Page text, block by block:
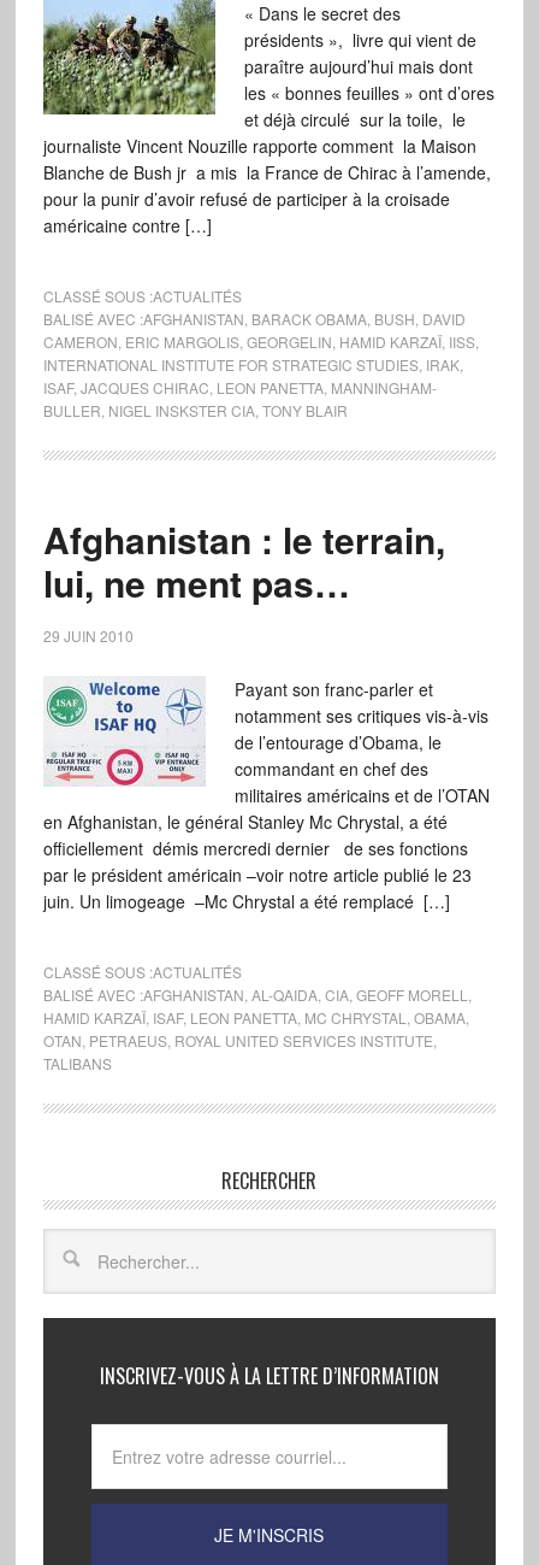
« Dans le secret des
présidents », livre qui vient de
paraître aujourd’hui mais dont
les « bonnes feuilles » ont d’ores
et déjà circulé sur la toile, le
journaliste Vincent Nouzille rapporte comment la Maison
Blanche de Bush jr a mis la France de Chirac à l’amende,
pour la punir d’avoir refusé de participer à la croisade
américaine contre […]
CLASSÉ SOUS :ACTUALITÉS
BALISÉ AVEC :AFGHANISTAN BARACK OBAMA, BUSH DAVID
CAMERON ERIC MARGOLIS, GEORGELIN HAMID KARZAÏ, IISS,
INTERNATIONAL INSTITUTE FOR STRATEGIC STUDIES, IRAK,
ISAF, JACQUES CHIRAC LEON PANETTA, MANNINGHAM-
BULLER NIGEL INSKSTER CIA, TONY BLAIR
Afghanistan : le terrain,
lui, ne ment pas…
29 JUIN 2010
Payant son franc-parler et
notamment ses critiques vis-à-vis
de l’entourage d’Obama, le
commandant en chef des
militaires américains et de l’OTAN
en Afghanistan, le général Stanley Mc Chrystal, a été
officiellement démis mercredi dernier de ses fonctions
par le président américain –voir notre article publié le 23
juin. Un limogeage –Mc Chrystal a été remplacé […]
CLASSÉ SOUS :ACTUALITÉS
BALISÉ AVEC :AFGHANISTAN AL-QAIDA, CIA, GEOFF MORELL
HAMID KARZAÏ, ISAF, LEON PANETTA, MC CHRYSTAL OBAMA,
OTAN PETRAEUS, ROYAL UNITED SERVICES INSTITUTE
TALIBANS
RECHERCHER
INSCRIVEZ-VOUS À LA LETTRE D’INFORMATION